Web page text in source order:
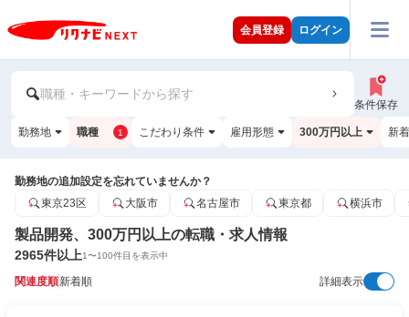
会員登録 ログイン
職種・キーワードから探す
条件保存
勤務地 職種 1 こだわり条件 雇用形態 300万円以上 新
勤務地の追加設定を忘れていませんか？
東京23区
大阪市 名古屋市 東京都 横浜市
製品開発、300万円以上の転職・求人情報
2965件以上1〜100件目を表示中
関連度順新着順 詳細表示